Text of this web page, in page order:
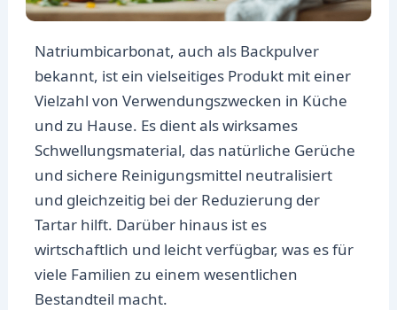
Natriumbicarbonat, auch als Backpulver
bekannt, ist ein vielseitiges Produkt mit einer
Vielzahl von Verwendungszwecken in Küche
und zu Hause. Es dient als wirksames
Schwellungsmaterial, das natürliche Gerüche
und sichere Reinigungsmittel neutralisiert
und gleichzeitig bei der Reduzierung der
Tartar hilft. Darüber hinaus ist es
wirtschaftlich und leicht verfügbar, was es für
viele Familien zu einem wesentlichen
Bestandteil macht.